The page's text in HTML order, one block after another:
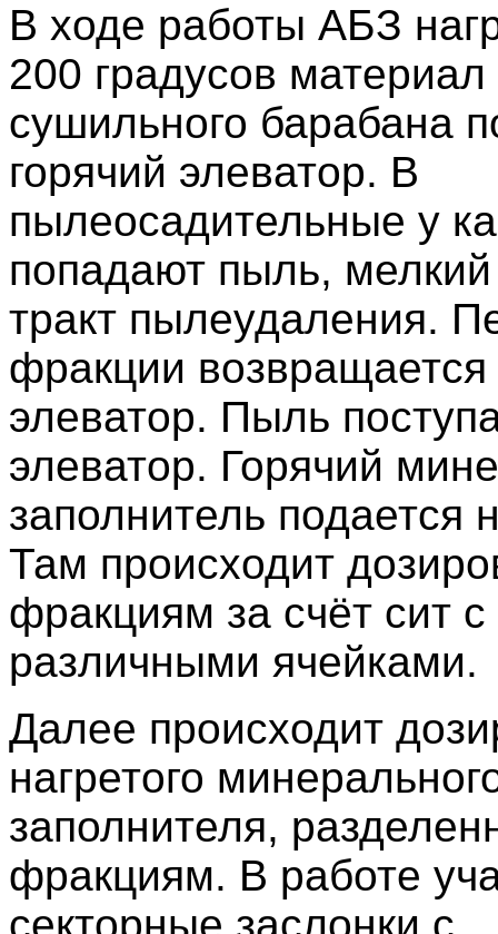
В ходе работы АБЗ
200 градусов материал
сушильного барабана
горячий элеватор. В
пылеосадительные у
попадают пыль, мелкий
тракт пылеудаления.
фракции возвращается
элеватор. Пыль
элеватор. Горячий
заполнитель подается
Там происходит
фракциям за счёт сит с
различными ячейками.
Далее происходит
нагретого
заполнителя,
фракциям. В работе